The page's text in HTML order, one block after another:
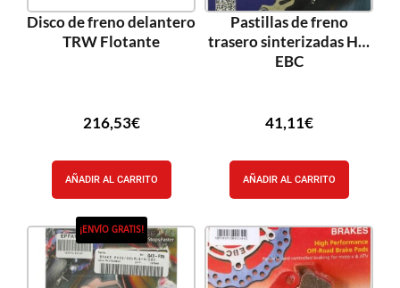
Disco de freno delantero
TRW Flotante
216,53€
AÑADIR AL CARRITO
Pastillas de freno
trasero sinterizadas HH
EBC
41,11€
AÑADIR AL CARRITO
¡ENVÍO GRATIS!